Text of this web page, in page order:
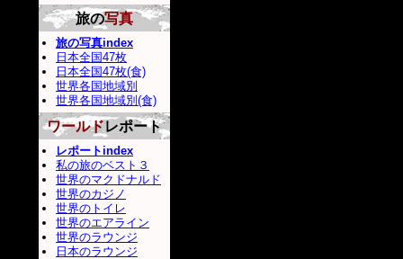
旅の写真
旅の写真index
日本全国47枚
日本全国47枚(食)
世界各国地域別
世界各国地域別(食)
ワールドレポート
レポートindex
私の旅のベスト３
世界のマクドナルド
世界のカジノ
世界のトイレ
世界のエアライン
世界のラウンジ
日本のラウンジ